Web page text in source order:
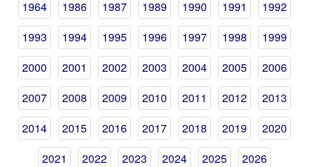
1964 1986 1987 1989 1990 1991
1992
1993
1994 1995 1996 1997 1998
1999
2000
2001 2002 2003 2004 2005
2006
2007
2008 2009 2010 2011 2012
2013
2014
2015 2016 2017 2018 2019
2020
2021
2022 2023 2024 2025 2026